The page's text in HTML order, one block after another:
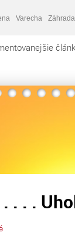
Varecha Záhrada
. . .